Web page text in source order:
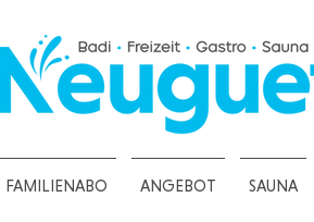
FAMILIENABO ANGEBOT SAUNA